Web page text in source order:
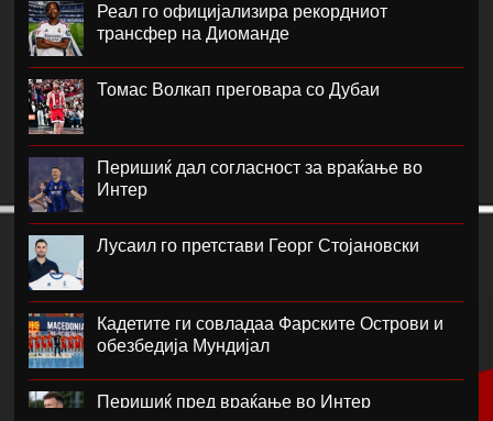
Реал го официјализира рекордниот
трансфер на Диоманде
Томас Волкап преговара со Дубаи
Перишиќ дал согласност за враќање во
Интер
Лусаил го претстави Георг Стојановски
Кадетите ги совладаа Фарските Острови и
обезбедија Мундијал
Перишиќ пред враќање во Интер